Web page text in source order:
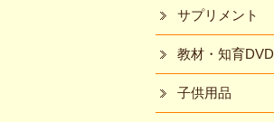
サプリメント
教材・知育DVD
子供用品